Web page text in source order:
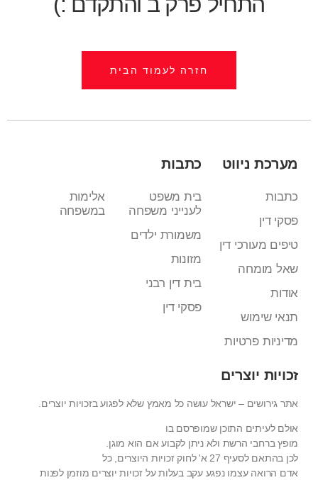
חזרה לעמוד הבית
מערכת ניווט
כתבות
פסקי דין
טיפים מעורכי דין
שאל מומחה
אודות
תנאי שימוש
מדיניות פרטיות
כתבות
בית משפט
לענייני משפחה
משמורת ילדים
מזונות
בית דין רבני
פסקי דין
אלימות
במשפחה
זכויות יוצרים
אתר גירושים – ישראל עושה כל מאמץ שלא לפגוע בזכויות יוצרים.
אולם לעיתים התוכן שמופרסם בו
מופץ ברחבי הרשת ולא ניתן לקבוע אם הוא מוגן.
לכן בהתאם לסעיף 27 א' לחוק זכויות היוצרים, כל
אדם הרואה עצמו נפגע עקב בעלות על זכויות יוצרים מוזמן לפנות